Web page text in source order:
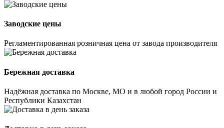
Заводские цены
Регламентированная розничная цена от завода производителя
Бережная доставка
Надёжная доставка по Москве, МО и в любой город России и
Республики Казахстан